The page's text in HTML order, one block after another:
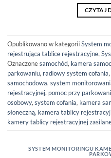
CZYTAJ
Opublikowano w kategoriiSystem
rejestrująca tablice rejestracyjne,
Oznaczonesamochód, kamera
parkowaniu, radiowy system cofania,
samochodowa, system
rejestracyjnej, pomoc przy
osobowy, system cofania, kamera
słoneczną, kamera tablicy
kamery tablicy rejestracyjnej
SYSTEM MONITORINGU